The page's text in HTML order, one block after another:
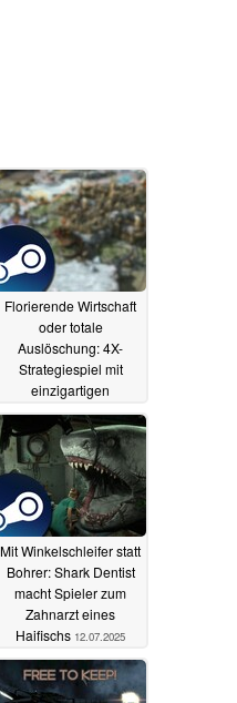
Florierende Wirtschaft
oder totale
Auslöschung: 4X-
Strategiespiel mit
einzigartigen
Fraktionen auf Steam
für 2,50 Euro im
Angebot14.07.2025
Mit Winkelschleifer statt
Bohrer: Shark Dentist
macht Spieler zum
Zahnarzt eines
Haifischs 12.07.2025